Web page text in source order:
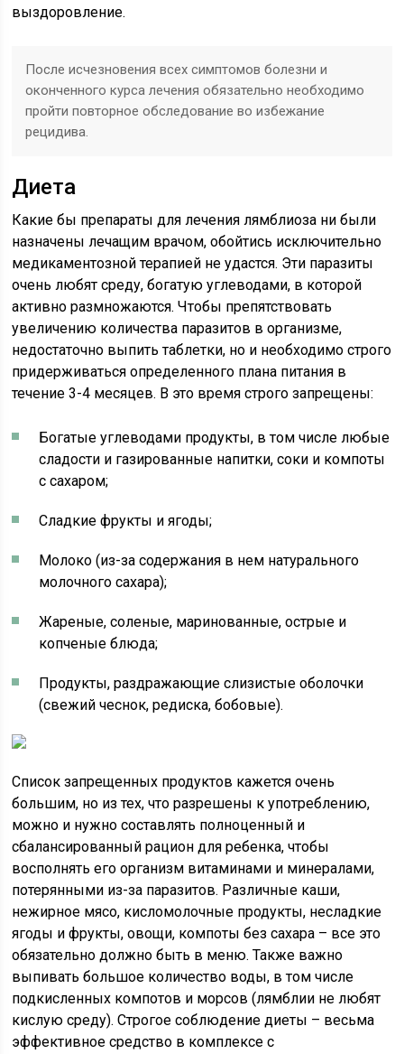
выздоровление.
После исчезновения всех симптомов болезни и
оконченного курса лечения обязательно необходимо
пройти повторное обследование во избежание
рецидива.
Диета
Какие бы препараты для лечения лямблиоза ни были
назначены лечащим врачом, обойтись исключительно
медикаментозной терапией не удастся. Эти паразиты
очень любят среду, богатую углеводами, в которой
активно размножаются. Чтобы препятствовать
увеличению количества паразитов в организме,
недостаточно выпить таблетки, но и необходимо строго
придерживаться определенного плана питания в
течение 3-4 месяцев. В это время строго запрещены:
Богатые углеводами продукты, в том числе любые
сладости и газированные напитки, соки и компоты
с сахаром;
Сладкие фрукты и ягоды;
Молоко (из-за содержания в нем натурального
молочного сахара);
Жареные, соленые, маринованные, острые и
копченые блюда;
Продукты, раздражающие слизистые оболочки
(свежий чеснок, редиска, бобовые).
Список запрещенных продуктов кажется очень
большим, но из тех, что разрешены к употреблению,
можно и нужно составлять полноценный и
сбалансированный рацион для ребенка, чтобы
восполнять его организм витаминами и минералами,
потерянными из-за паразитов. Различные каши,
нежирное мясо, кисломолочные продукты, несладкие
ягоды и фрукты, овощи, компоты без сахара – все это
обязательно должно быть в меню. Также важно
выпивать большое количество воды, в том числе
подкисленных компотов и морсов (лямблии не любят
кислую среду). Строгое соблюдение диеты – весьма
эффективное средство в комплексе с